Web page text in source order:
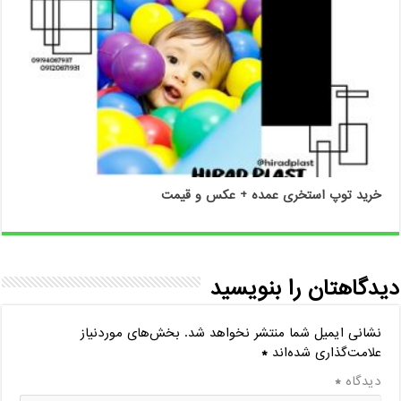
خرید توپ استخری عمده + عکس و قیمت
دیدگاهتان را بنویسید
نشانی ایمیل شما منتشر نخواهد شد. بخش‌های موردنیاز
علامت‌گذاری شده‌اند*
دیدگاه*